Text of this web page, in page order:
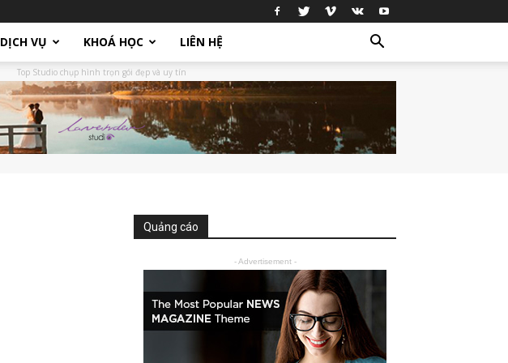
DỊCH VỤ KHOÁ HỌC LIÊN HỆ
Top Studio chụp hình trọn gói đẹp và uy tín
Quảng cáo
- Advertisement -